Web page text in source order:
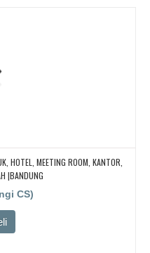
HOTEL, MEETING ROOM, KANTOR,
|BANDUNG
CS)